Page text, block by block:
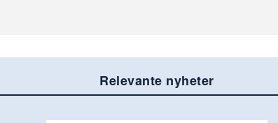
Relevante nyheter